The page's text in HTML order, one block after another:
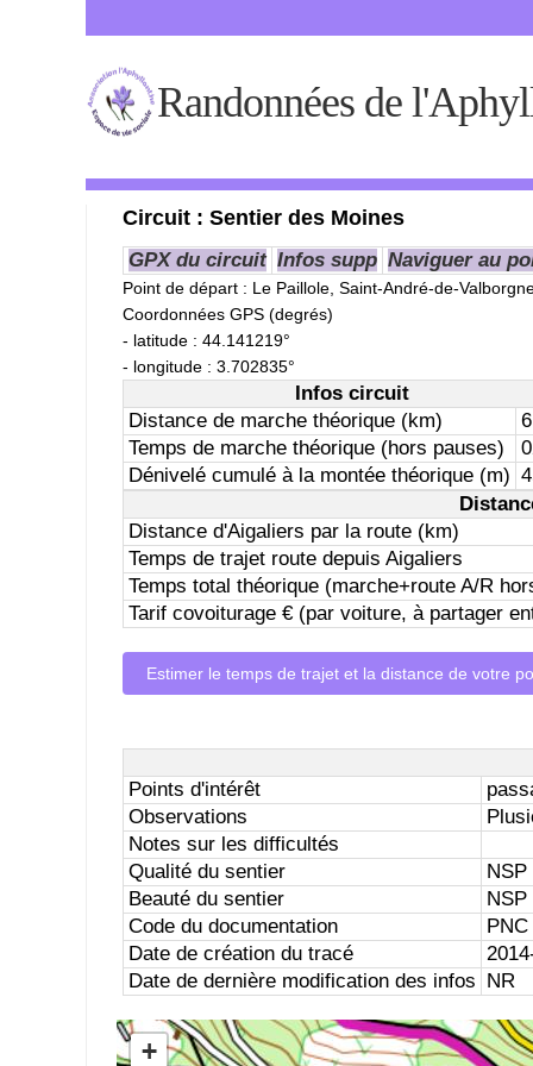
Randonnées de
Circuit : Sentier des Moines
GPX du circuit Infos supp Naviguer au
Point de départ : Le Paillole, Saint-André-de-
Coordonnées GPS (degrés)
- latitude : 44.141219°
- longitude : 3.702835°
Infos circuit
Distance de marche théorique (km)
Temps de marche théorique (hors pauses)
Dénivelé cumulé à la montée théorique (m)
Distance d'Aigaliers par la route (km)
Temps de trajet route depuis Aigaliers
Temps total théorique (marche+route A/R
Tarif covoiturage € (par voiture, à partager
Estimer le temps de trajet et la distance de votre
Points d'intérêt
Observations
Notes sur les difficultés
Qualité du sentier
Beauté du sentier
Code du documentation
Date de création du tracé
Date de dernière modification des infos
NR
+